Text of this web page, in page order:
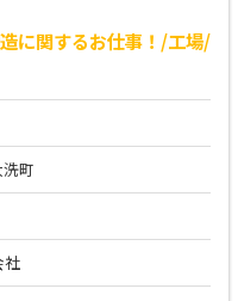
に関するお仕事！/工場/
町
社